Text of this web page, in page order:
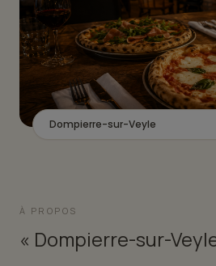
Dompierre-sur-Veyle
À PROPOS
« Dompierre-sur-